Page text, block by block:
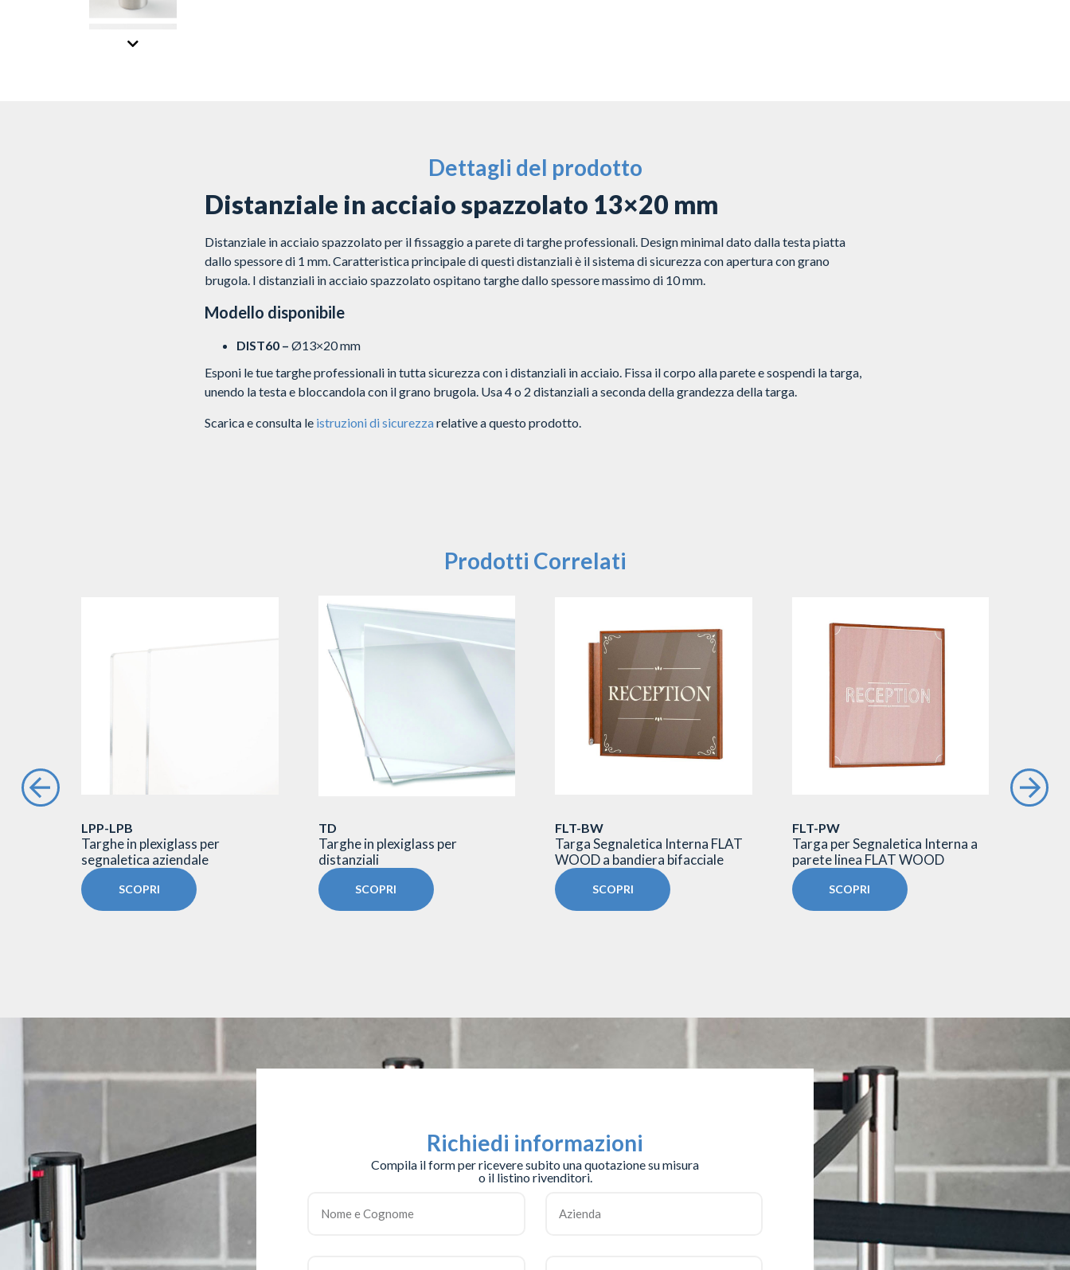
Dettagli del prodotto
Distanziale in acciaio spazzolato 13×20 mm
Distanziale in acciaio spazzolato per il fissaggio a parete di targhe professionali. Design minimal dato dalla testa piatta
dallo spessore di 1 mm. Caratteristica principale di questi distanziali è il sistema di sicurezza con apertura con grano
brugola. I distanziali in acciaio spazzolato ospitano targhe dallo spessore massimo di 10 mm.
Modello disponibile
DIST60 – Ø13×20 mm
Esponi le tue targhe professionali in tutta sicurezza con i distanziali in acciaio. Fissa il corpo alla parete e sospendi la targa,
unendo la testa e bloccandola con il grano brugola. Usa 4 o 2 distanziali a seconda della grandezza della targa.
Scarica e consulta le istruzioni di sicurezzarelative a questo prodotto.
Prodotti Correlati
LPP-LPB
Targhe in plexiglass per
segnaletica aziendale
SCOPRI
TD
Targhe in plexiglass per
distanziali
SCOPRI
FLT-BW
Targa Segnaletica Interna FLAT
WOOD a bandiera bifacciale
SCOPRI
FLT-PW
Targa per Segnaletica Interna a
parete linea FLAT WOOD
SCOPRI
Richiedi informazioni
Compila il form per ricevere subito una quotazione su misura
o il listino rivenditori.